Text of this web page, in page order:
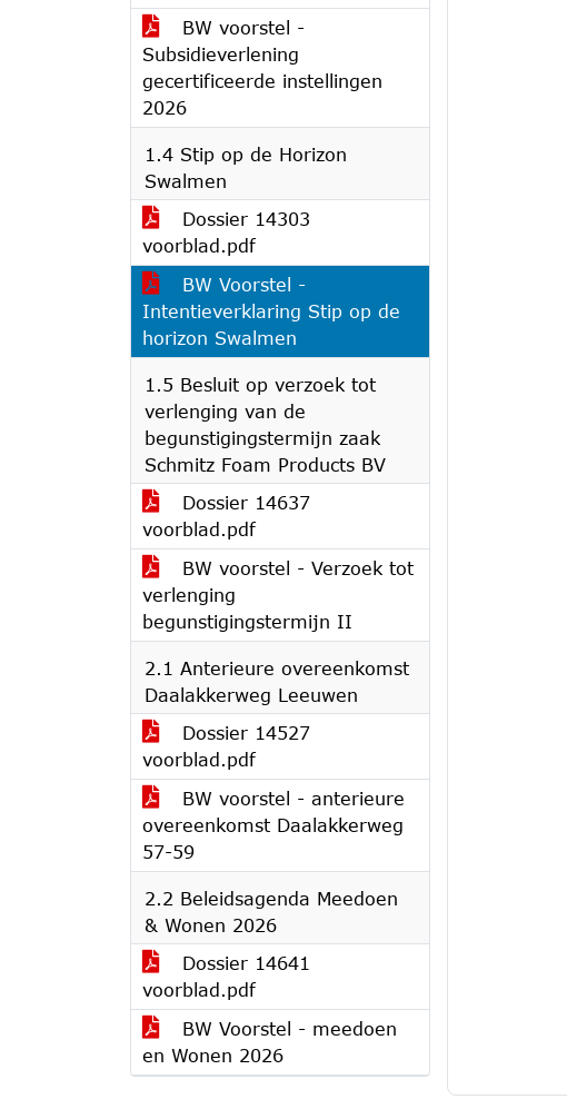
BW voorstel -
Subsidieverlening
gecertificeerde instellingen
2026
1.4 Stip op de Horizon
Swalmen
Dossier 14303
voorblad.pdf
BW Voorstel -
Intentieverklaring Stip op de
horizon Swalmen
1.5 Besluit op verzoek tot
verlenging van de
begunstigingstermijn zaak
Schmitz Foam Products BV
Dossier 14637
voorblad.pdf
BW voorstel - Verzoek tot
verlenging
begunstigingstermijn II
2.1 Anterieure overeenkomst
Daalakkerweg Leeuwen
Dossier 14527
voorblad.pdf
BW voorstel - anterieure
overeenkomst Daalakkerweg
57-59
2.2 Beleidsagenda Meedoen
& Wonen 2026
Dossier 14641
voorblad.pdf
BW Voorstel - meedoen
en Wonen 2026